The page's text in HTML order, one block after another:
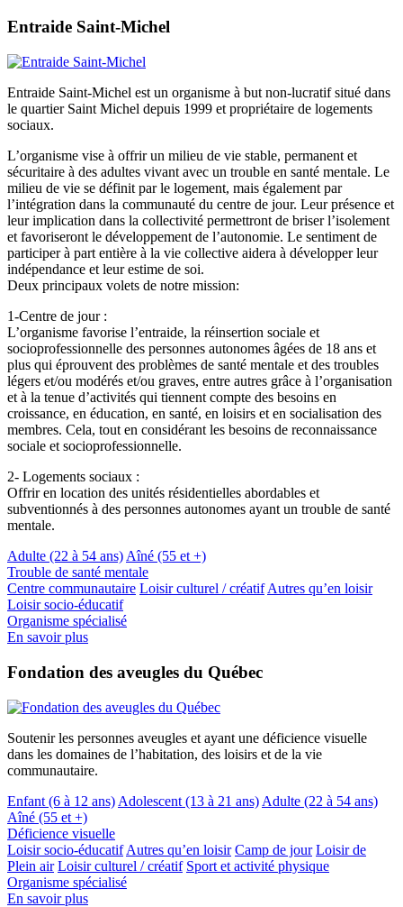
Entraide Saint-Michel
Entraide Saint-Michel est un organisme à but non-lucratif situé dans
le quartier Saint Michel depuis 1999 et propriétaire de logements
sociaux.
L’organisme vise à offrir un milieu de vie stable, permanent et
sécuritaire à des adultes vivant avec un trouble en santé mentale. Le
milieu de vie se définit par le logement, mais également par
l’intégration dans la communauté du centre de jour. Leur présence et
leur implication dans la collectivité permettront de briser l’isolement
et favoriseront le développement de l’autonomie. Le sentiment de
participer à part entière à la vie collective aidera à développer leur
indépendance et leur estime de soi.
Deux principaux volets de notre mission:
1-Centre de jour :
L’organisme favorise l’entraide, la réinsertion sociale et
socioprofessionnelle des personnes autonomes âgées de 18 ans et
plus qui éprouvent des problèmes de santé mentale et des troubles
légers et/ou modérés et/ou graves, entre autres grâce à l’organisation
et à la tenue d’activités qui tiennent compte des besoins en
croissance, en éducation, en santé, en loisirs et en socialisation des
membres. Cela, tout en considérant les besoins de reconnaissance
sociale et socioprofessionnelle.
2- Logements sociaux :
Offrir en location des unités résidentielles abordables et
subventionnés à des personnes autonomes ayant un trouble de santé
mentale.
Adulte (22 à 54 ans) Aîné (55 et +)
Trouble de santé mentale
Centre communautaire Loisir culturel / créatif Autres qu’en loisir
Loisir socio-éducatif
Organisme spécialisé
En savoir plus
Fondation des aveugles du Québec
Soutenir les personnes aveugles et ayant une déficience visuelle
dans les domaines de l’habitation, des loisirs et de la vie
communautaire.
Enfant (6 à 12 ans) Adolescent (13 à 21 ans) Adulte (22 à 54 ans)
Aîné (55 et +)
Déficience visuelle
Loisir socio-éducatif Autres qu’en loisir Camp de jour Loisir de
Plein air Loisir culturel / créatif Sport et activité physique
Organisme spécialisé
En savoir plus